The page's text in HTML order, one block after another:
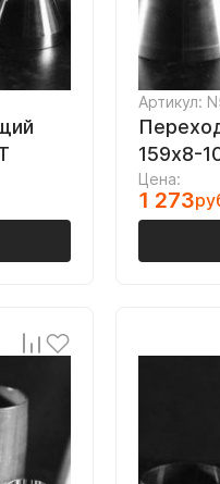
Артикул:
159х8-
Цена:
1 273